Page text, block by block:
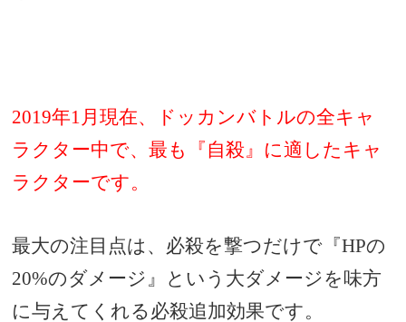
2019年1月現在、ドッカンバトルの全キャ
ラクター中で、最も『自殺』に適したキャ
ラクターです。
最大の注目点は、必殺を撃つだけで『HPの
20%のダメージ』という大ダメージを味方
に与えてくれる必殺追加効果です。